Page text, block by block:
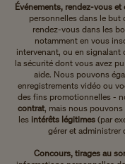
Événements, rendez-vous
personnelles dans le but
rendez-vous dans les
notamment en vous
intervenant, ou en signalant
la sécurité dont vous avez
aide. Nous pouvons
enregistrements vidéo ou
des fins promotionnelles -
contrat, mais nous
les intérêts légitimes (par
gérer et administrer
Concours, tirages au